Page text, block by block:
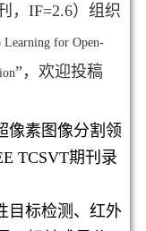
，IF=2.6）组织
Learning for Open-
”，欢迎投稿
像素图像分割领
TCSVT期刊录
目标检测、红外